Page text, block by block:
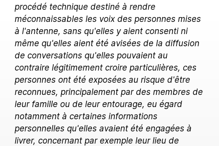
procédé technique destiné à rendre
méconnaissables les voix des personnes mises
à l'antenne, sans qu'elles y aient consenti ni
même qu'elles aient été avisées de la diffusion
de conversations qu'elles pouvaient au
contraire légitimement croire particulières, ces
personnes ont été exposées au risque d'être
reconnues, principalement par des membres de
leur famille ou de leur entourage, eu égard
notamment à certaines informations
personnelles qu'elles avaient été engagées à
livrer, concernant par exemple leur lieu de